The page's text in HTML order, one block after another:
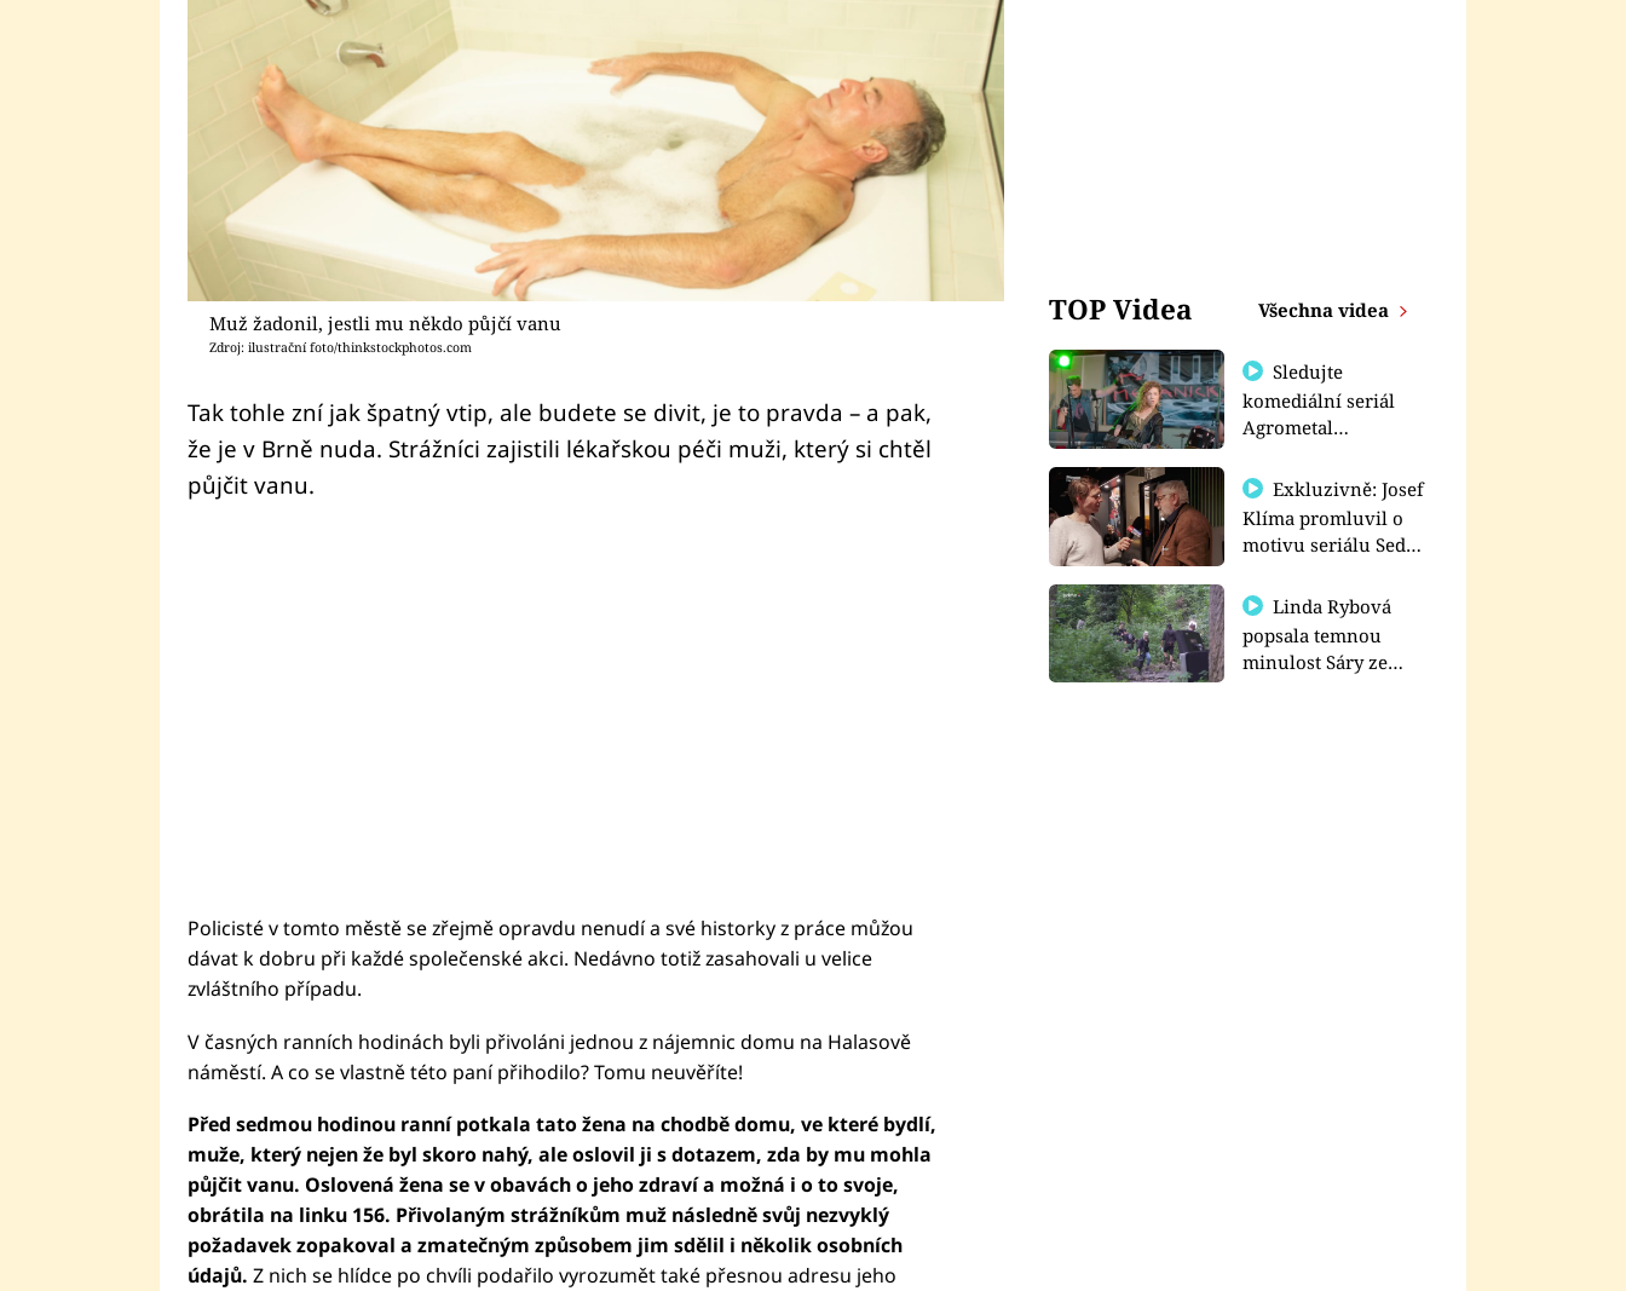
Muž žadonil, jestli mu někdo půjčí vanu
Zdroj: ilustrační foto/thinkstockphotos.com
Tak tohle zní jak špatný vtip, ale budete se divit, je to pravda – a pak,
že je v Brně nuda. Strážníci zajistili lékařskou péči muži, který si chtěl
půjčit vanu.
Policisté v tomto městě se zřejmě opravdu nenudí a své historky z práce můžou
dávat k dobru při každé společenské akci. Nedávno totiž zasahovali u velice
zvláštního případu.
V časných ranních hodinách byli přivoláni jednou z nájemnic domu na Halasově
náměstí. A co se vlastně této paní přihodilo? Tomu neuvěříte!
Před sedmou hodinou ranní potkala tato žena na chodbě domu, ve které bydlí,
muže, který nejen že byl skoro nahý, ale oslovil ji s dotazem, zda by mu mohla
půjčit vanu. Oslovená žena se v obavách o jeho zdraví a možná i o to svoje,
obrátila na linku 156. Přivolaným strážníkům muž následně svůj nezvyklý
požadavek zopakoval a zmatečným způsobem jim sdělil i několik osobních
údajů. Z nich se hlídce po chvíli podařilo vyrozumět také přesnou adresu jeho
TOP Videa Všechna videa
Sledujte
komediální seriál
Agrometal
prima+
Exkluzivně: Josef
Klíma promluvil o
motivu seriálu Sedm
Linda Rybová
popsala temnou
minulost Sáry ze